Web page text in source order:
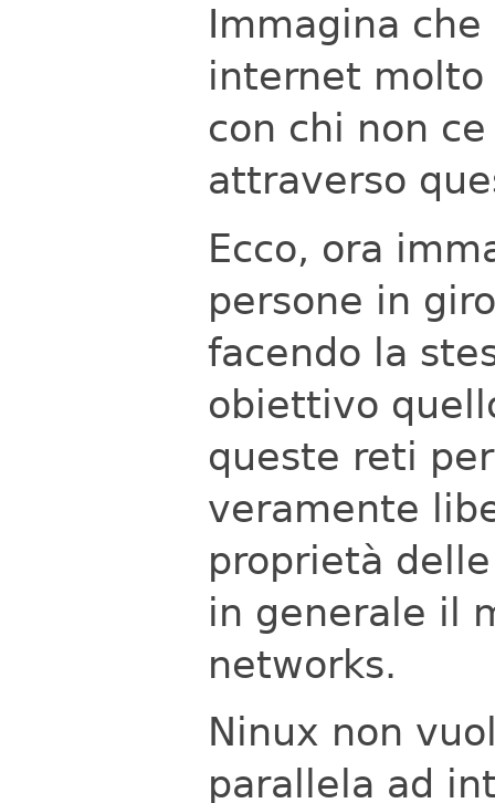
Immagina
internet molto
con chi non
attraverso
Ecco, ora
persone in
facendo la
obiettivo
queste reti
veramente
proprietà
in generale il
networks.
Ninux non
parallela ad